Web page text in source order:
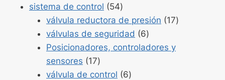
1
sistema de control 54Productos
54
válvula reductora de presión 17Productos
válvulas de seguridad 6Productos
6
Posicionadores, controladores y
sensores
17Productos
17
válvula de control 6Productos